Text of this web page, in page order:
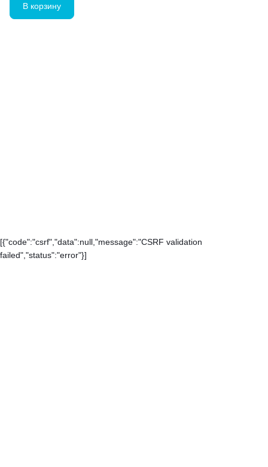
В корзину
[{"code":"csrf","data":null,"message":"CSRF validation
failed","status":"error"}]